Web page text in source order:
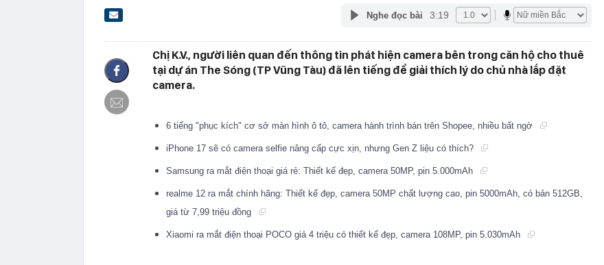
Nghe đọc bài 3:19
Chị K.V., người liên quan đến thông tin phát hiện camera bên trong căn hộ cho thuê
tại dự án The Sóng (TP Vũng Tàu) đã lên tiếng để giải thích lý do chủ nhà lắp đặt
camera.
6 tiếng "phục kích" cơ sở màn hình ô tô, camera hành trình bán trên Shopee, nhiều bất ngờ
iPhone 17 sẽ có camera selfie nâng cấp cực xịn, nhưng Gen Z liệu có thích?
Samsung ra mắt điện thoại giá rẻ: Thiết kế đẹp, camera 50MP, pin 5.000mAh
realme 12 ra mắt chính hãng: Thiết kế đẹp, camera 50MP chất lượng cao, pin 5000mAh, có bản 512GB,
giá từ 7,99 triệu đồng
Xiaomi ra mắt điện thoại POCO giá 4 triệu có thiết kế đẹp, camera 108MP, pin 5.030mAh